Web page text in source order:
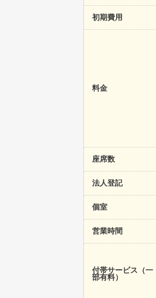
初期費用
料金
座席数
法人登記
個室
営業時間
付帯サービス（一
部有料）